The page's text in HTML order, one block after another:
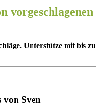
vorgeschlagenen
Unterstütze mit bis zu
von Sven